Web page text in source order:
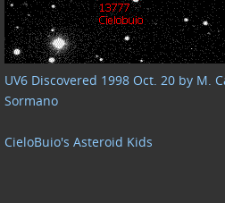
UV6 Discovered 1998 Oct. 20 by M.
Sormano
CieloBuio's Asteroid Kids